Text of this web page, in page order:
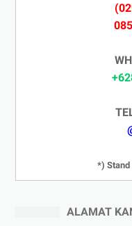
*) Stand
ALAMAT